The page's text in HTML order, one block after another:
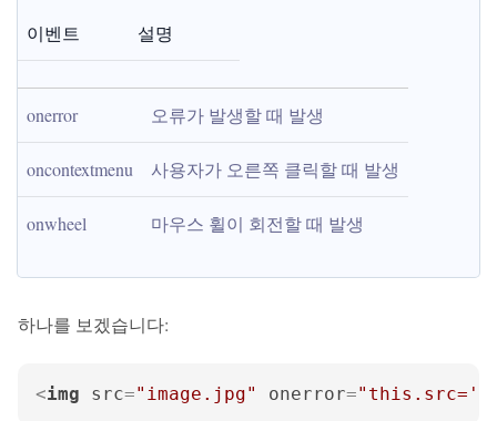
이벤트 설명
onerror 오류가 발생할 때 발생
oncontextmenu 사용자가 오른쪽 클릭할 때 발생
onwheel 마우스 휠이 회전할 때 발생
하나를 보겠습니다:
<img src="image.jpg" onerror=